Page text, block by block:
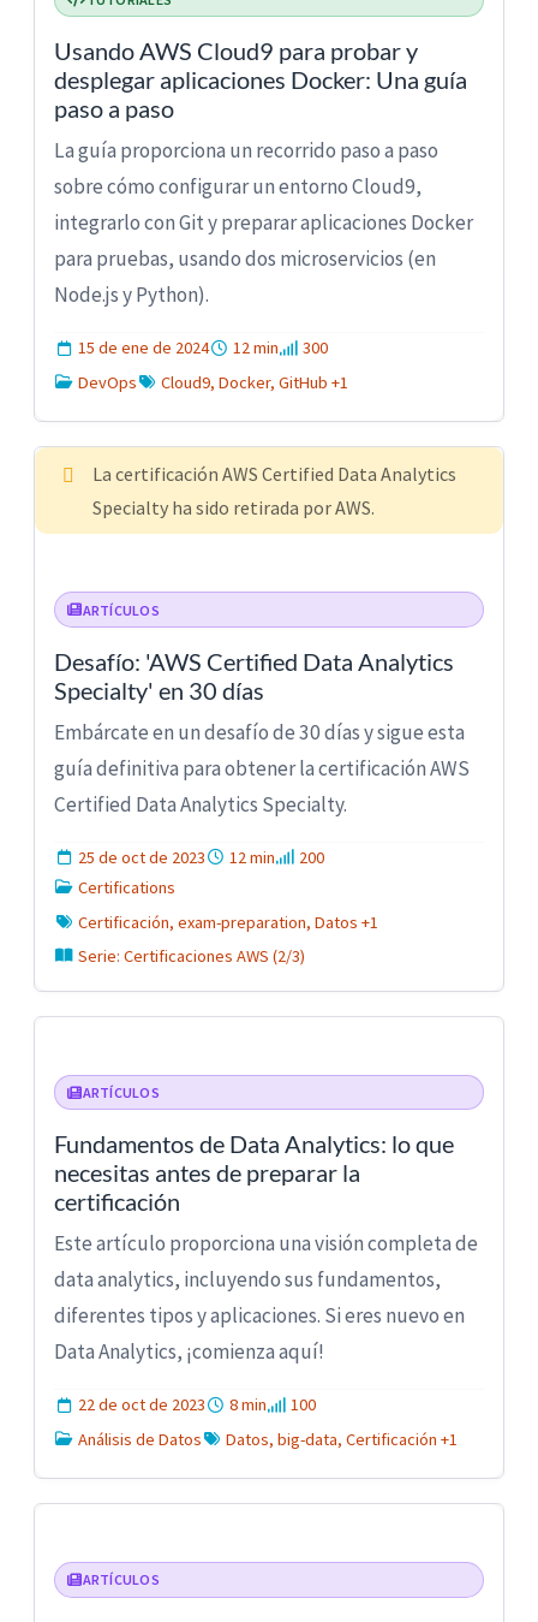
Usando AWS Cloud9 para probar y
desplegar aplicaciones Docker: Una guía
paso a paso
La guía proporciona un recorrido paso a paso
sobre cómo configurar un entorno Cloud9,
integrarlo con Git y preparar aplicaciones Docker
para pruebas, usando dos microservicios (en
Node.js y Python).
15 de ene de 2024 12 min
300
DevOps
Cloud9, Docker, GitHub +1
La certificación AWS Certified Data Analytics
Specialty ha sido retirada por AWS.
ARTÍCULOS
Desafío: 'AWS Certified Data Analytics
Specialty' en 30 días
Embárcate en un desafío de 30 días y sigue esta
guía definitiva para obtener la certificación AWS
Certified Data Analytics Specialty.
25 de oct de 2023 12 min
200
Certifications
Certificación, exam-preparation, Datos +1
Serie: Certificaciones AWS (2/3)
ARTÍCULOS
Fundamentos de Data Analytics: lo que
necesitas antes de preparar la
certificación
Este artículo proporciona una visión completa de
data analytics, incluyendo sus fundamentos,
diferentes tipos y aplicaciones. Si eres nuevo en
Data Analytics, ¡comienza aquí!
22 de oct de 2023 8 min
100
Análisis de Datos
Datos, big-data, Certificación +1
ARTÍCULOS